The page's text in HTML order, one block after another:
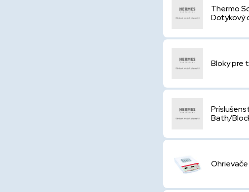
Thermo
Dotykový
Bloky pre
Bath/